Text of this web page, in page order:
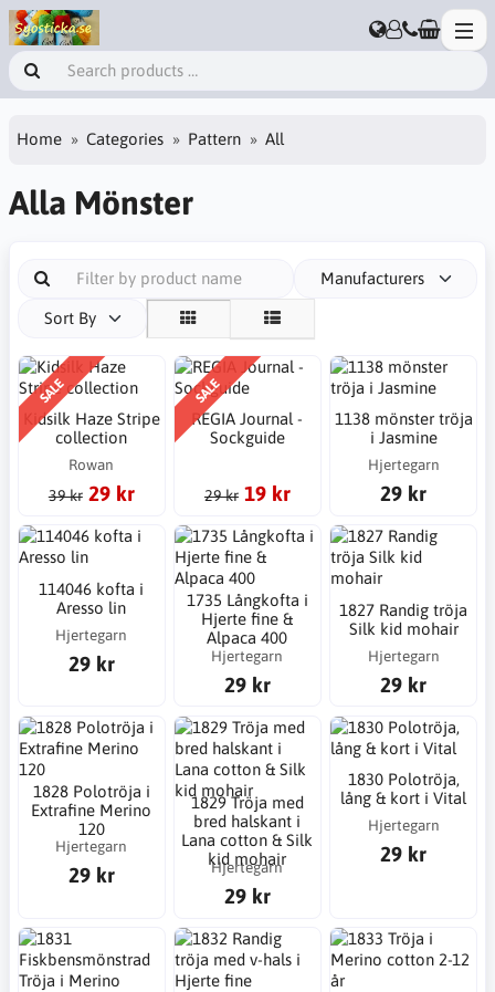
Home Categories Pattern All
Alla Mönster
Manufacturers
Sort By
SALE
Kidsilk Haze Stripe
collection
Rowan
39 kr 29 kr
SALE
REGIA Journal -
Sockguide
29 kr 19 kr
1138 mönster tröja
i Jasmine
Hjertegarn
29 kr
114046 kofta i
Aresso lin
Hjertegarn
29 kr
1735 Långkofta i
Hjerte fine &
Alpaca 400
Hjertegarn
29 kr
1827 Randig tröja
Silk kid mohair
Hjertegarn
29 kr
1828 Polotröja i
Extrafine Merino
120
Hjertegarn
29 kr
1829 Tröja med
bred halskant i
Lana cotton & Silk
kid mohair
Hjertegarn
29 kr
1830 Polotröja,
lång & kort i Vital
Hjertegarn
29 kr